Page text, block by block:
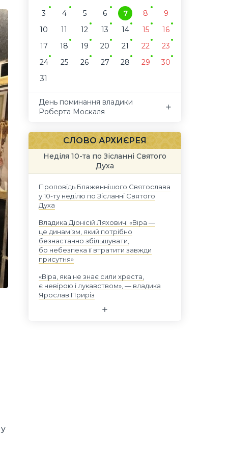
3
4 5 6 7 8
9
10
11 12 13 14 15
16
17
18 19 20 21 22
23
24
25 26 27 28 29
30
31
День поминання владики
Роберта Москаля
СЛОВО АРХИЄРЕЯ
Неділя 10-та по Зісланні Святого
Духа
Проповідь Блаженнішого Святослава
у 10-ту неділю по Зісланні Святого
Духа
Владика Діонісій Ляхович: «Віра —
це динамізм, який потрібно
безнастанно збільшувати,
бо небезпека її втратити завжди
присутня»
«Віра, яка не знає сили хреста,
є невірою і лукавством», — владика
Ярослав Приріз